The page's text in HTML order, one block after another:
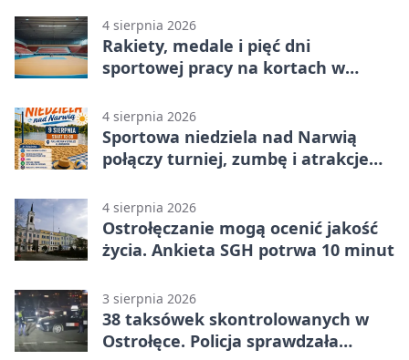
4 sierpnia 2026
Rakiety, medale i pięć dni
sportowej pracy na kortach w
4 sierpnia 2026
Sportowa niedziela nad Narwią
połączy turniej, zumbę i atrakcje
4 sierpnia 2026
Ostrołęczanie mogą ocenić jakość
życia. Ankieta SGH potrwa 10 minut
3 sierpnia 2026
38 taksówek skontrolowanych w
Ostrołęce. Policja sprawdzała